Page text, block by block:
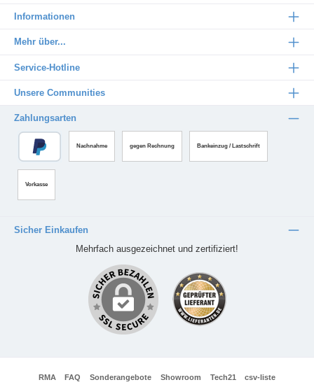
Informationen
Mehr über...
Service-Hotline
Unsere Communities
Zahlungsarten
Nachnahme gegen Rechnung Bankeinzug / Lastschrift
Vorkasse
Sicher Einkaufen
Mehrfach ausgezeichnet und zertifiziert!
RMA FAQ Sonderangebote Showroom Tech21 csv-liste